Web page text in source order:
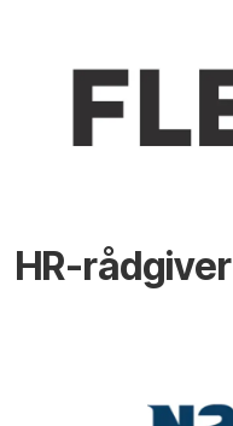
HR-rådgiver